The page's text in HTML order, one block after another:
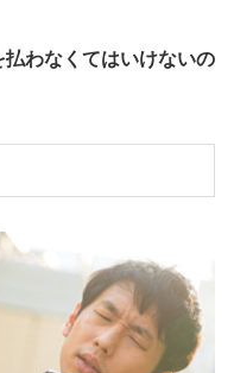
わなくてはいけないの